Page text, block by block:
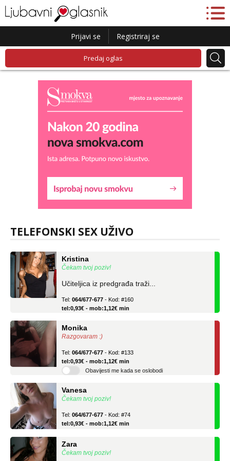
Prijavi se Registriraj se
Predaj oglas
TELEFONSKI SEX UŽIVO
tel:0,93€ - mob:1,12€ min
Čekam tvoj poziv!
tel:0,93€ - mob:1,12€ min
Razgovaram :)
tel:0,93€ - mob:1,12€ min
Obavijesti me kada se oslobodi
Čekam tvoj poziv!
tel:0,93€ - mob:1,12€ min
Čekam tvoj poziv!